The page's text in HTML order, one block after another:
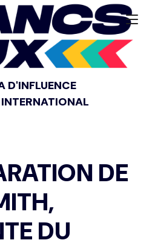
D'INFLUENCE
DE
DU